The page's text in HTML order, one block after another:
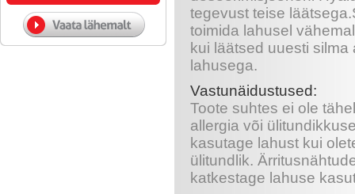
tegevust teise
toimida lahusel
kui läätsed uuesti
lahusega.
Vastunäidustused:
Toote suhtes ei ole
allergia või
kasutage lahust kui
ülitundlik.
katkestage lahuse